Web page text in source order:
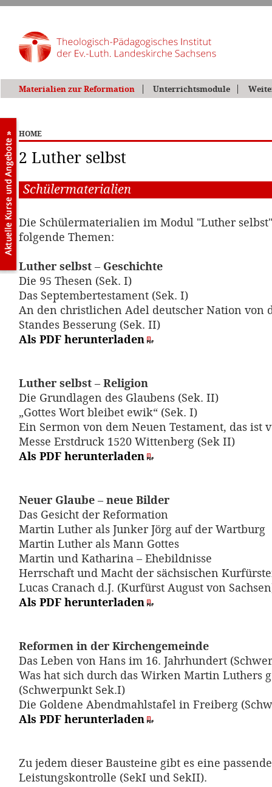
Materialien zur Reformation Unterrichtsmodule
HOME
2 Luther selbst
Schülermaterialien
Die Schülermaterialien im Modul "Luther
folgende Themen:
Luther selbst – Geschichte
Die 95 Thesen (Sek. I)
Das Septembertestament (Sek. I)
An den christlichen Adel deutscher Nation von
Standes Besserung (Sek. II)
Als PDF herunterladen
Luther selbst – Religion
Die Grundlagen des Glaubens (Sek. II)
„Gottes Wort bleibet ewik“ (Sek. I)
Ein Sermon von dem Neuen Testament, das ist
Messe Erstdruck 1520 Wittenberg (Sek II)
Als PDF herunterladen
Neuer Glaube – neue Bilder
Das Gesicht der Reformation
Martin Luther als Junker Jörg auf der Wartburg
Martin Luther als Mann Gottes
Martin und Katharina – Ehebildnisse
Herrschaft und Macht der sächsischen
Lucas Cranach d.J. (Kurfürst August von
Als PDF herunterladen
Reformen in der Kirchengemeinde
Das Leben von Hans im 16. Jahrhundert
Was hat sich durch das Wirken Martin Luthers
(Schwerpunkt Sek.I)
Die Goldene Abendmahlstafel in Freiberg
Als PDF herunterladen
Zu jedem dieser Bausteine gibt es eine
Leistungskontrolle (SekI und SekII).